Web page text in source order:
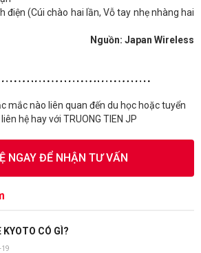
điện (Cúi chào hai lần, Vỗ tay nhẹ nhàng hai
Nguồn: Japan Wireless
mắc nào liên quan đến du học hoặc tuyển
hệ hay với TRUONG TIEN JP
NGAY ĐỂ NHẬN TƯ VẤN
KYOTO CÓ GÌ?